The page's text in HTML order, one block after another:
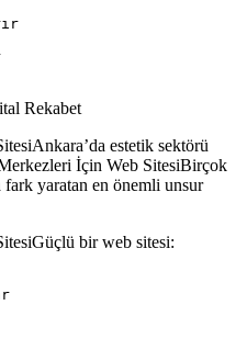
Rekabet
estetik sektörü
İçin Web SitesiBirçok
fark yaratan en önemli unsur
bir web sitesi: